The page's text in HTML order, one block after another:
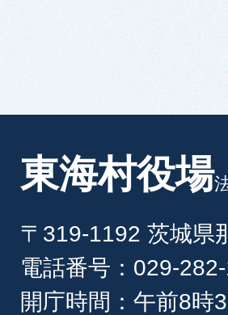
東海村役場
〒319-1192 茨城県
電話番号：029-
開庁時間：午前8時